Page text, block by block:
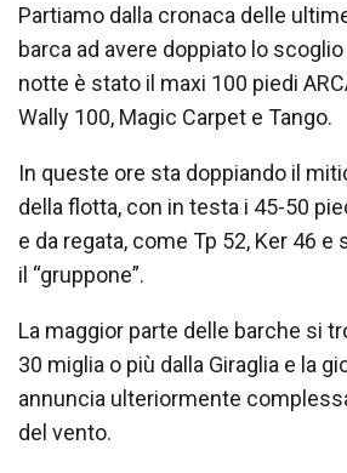
Partiamo dalla cronaca delle
barca ad avere doppiato lo
notte è stato il maxi 100 piedi
Wally 100, Magic Carpet e Tango.
In queste ore sta doppiando il
della flotta, con in testa i 45-50
e da regata, come Tp 52, Ker 46 e
il “gruppone”.
La maggior parte delle barche si
30 miglia o più dalla Giraglia e la
annuncia ulteriormente
del vento.